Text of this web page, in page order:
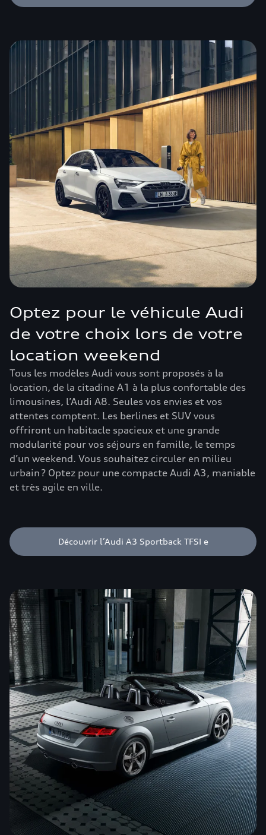
Optez pour le véhicule Audi
de votre choix lors de votre
location weekend
Tous les modèles Audi vous sont proposés à la
location, de la citadine A1 à la plus confortable des
limousines, l’Audi A8. Seules vos envies et vos
attentes comptent. Les berlines et SUV vous
offriront un habitacle spacieux et une grande
modularité pour vos séjours en famille, le temps
d’un weekend. Vous souhaitez circuler en milieu
urbain ? Optez pour une compacte Audi A3, maniable
et très agile en ville.
Découvrir l’Audi A3 Sportback TFSI e